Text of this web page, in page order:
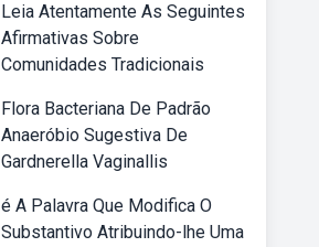
Leia Atentamente As Seguintes
Afirmativas Sobre
Comunidades Tradicionais
Flora Bacteriana De Padrão
Anaeróbio Sugestiva De
Gardnerella Vaginallis
é A Palavra Que Modifica O
Substantivo Atribuindo-lhe Uma